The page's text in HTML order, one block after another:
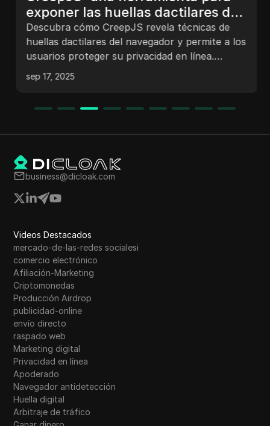
exponer las huellas dactilares del
navegador y proteger su
privacidad
Descubra cómo CreepJS revela técnicas de
huellas dactilares del navegador y permite a los
usuarios proteger su privacidad en línea.
Aprende a evitar el rastreo y proteger tu
identidad digital.
sep 17, 2025
business@dicloak.com
Videos Destacados
mercado-de-las-redes socialesi
comercio electrónico
Afiliación-Marketing
Criptomonedas
Producción Airdrop
publicidad-online
envío directo
raspado web
Marketing digital
Privacidad en línea
Apoderado
Navegador antidetección
Huella digital
Arbitraje de tráfico